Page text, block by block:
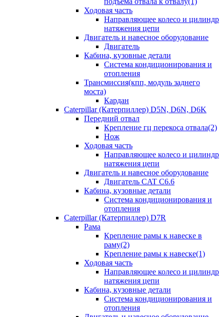
Ходовая часть
Направляющее колесо и цилиндр
натяжения цепи
Двигатель и навесное оборудование
Двигатель
Кабина, кузовные детали
Система кондиционирования и
отопления
Трансмиссия(кпп, модуль заднего
моста)
Кардан
Caterpillar (Катерпиллер) D5N, D6N, D6K
Передний отвал
Крепление гц перекоса отвала(2)
Нож
Ходовая часть
Направляющее колесо и цилиндр
натяжения цепи
Двигатель и навесное оборудование
Двигатель CAT C6.6
Кабина, кузовные детали
Система кондиционирования и
отопления
Caterpillar (Катерпиллер) D7R
Рама
Крепление рамы к навеске в
раму(2)
Крепление рамы к навеске(1)
Ходовая часть
Направляющее колесо и цилиндр
натяжения цепи
Кабина, кузовные детали
Система кондиционирования и
отопления